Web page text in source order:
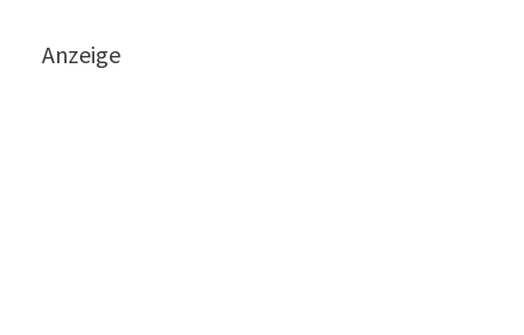
Anzeige